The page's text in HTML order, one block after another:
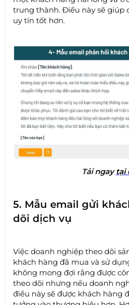
trung thành. Điều này sẽ giúp
uy tín tốt hơn.
Tải ngay tại
5. Mẫu email gửi
dõi dịch vụ
Việc doanh nghiệp theo dõi
khách hàng đã mua và sử
không mong đợi rằng được
theo dõi nhưng nếu doanh
điều này sẽ được khách hàng